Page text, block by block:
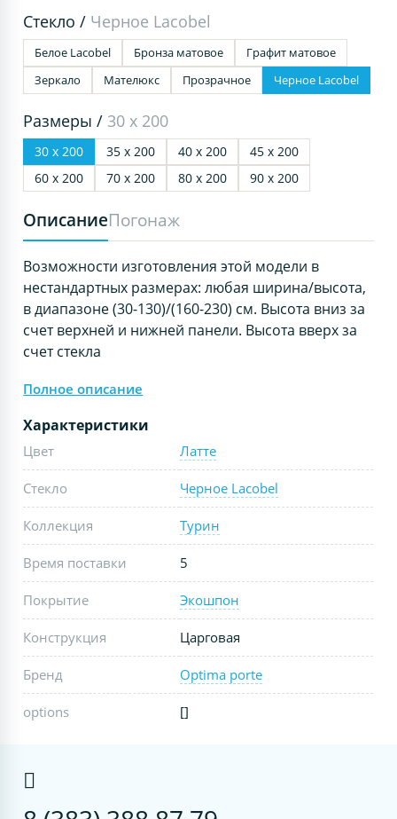
Стекло / Черное Lacobel
Белое Lacobel Бронза матовое
Графит матовое
Зеркало
Мателюкс Прозрачное Черное Lacobel
Размеры / 30 х 200
30 х 200 35 х 200 40 х 200
45 х 200
60 х 200
70 х 200 80 х 200 90 х 200
ОписаниеПогонаж
Возможности изготовления этой модели в
нестандартных размерах: любая ширина/высота,
в диапазоне (30-130)/(160-230) см. Высота вниз за
счет верхней и нижней панели. Высота вверх за
счет стекла
Полное описание
Характеристики
Цвет Латте
Стекло Черное Lacobel
Коллекция Турин
Время поставки 5
Покрытие Экошпон
Конструкция Царговая
Бренд Optima porte
options []